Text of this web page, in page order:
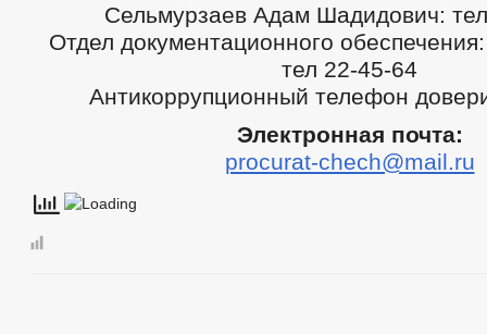
Сельмурзаев Адам Шадидович:
Отдел документационного
тел 22-45-64
Антикоррупционный телефон
Электронная почта:
procurat-chech@mail.ru